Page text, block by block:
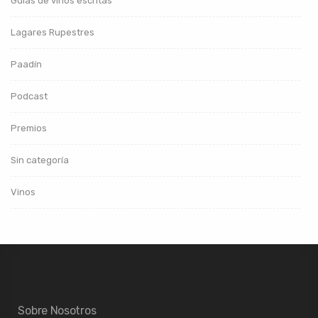
Lagares Rupestres
Paadín
Podcast
Premios
Sin categoría
Vinos
Sobre Nosotros